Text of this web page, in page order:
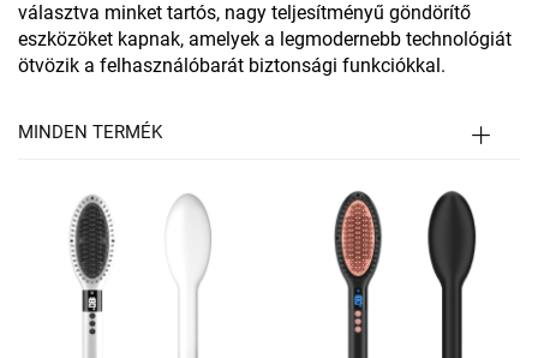
választva minket tartós, nagy teljesítményű göndörítő
eszközöket kapnak, amelyek a legmodernebb technológiát
ötvözik a felhasználóbarát biztonsági funkciókkal.
MINDEN TERMÉK